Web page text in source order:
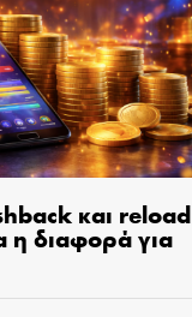
και reload
η διαφορά για